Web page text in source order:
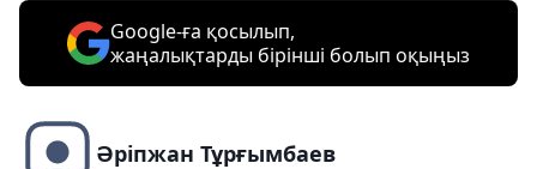
Google-ға қосылып,
жаңалықтарды бірінші болып оқыңыз
Әріпжан Тұрғымбаев